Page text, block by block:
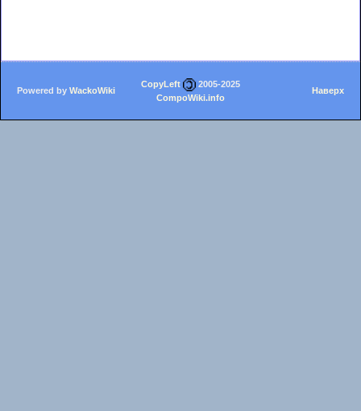
Powered by WackoWiki
CopyLeft
2005-2025
CompoWiki.info
Наверх